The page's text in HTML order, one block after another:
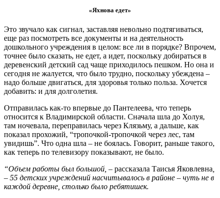
«Яхнова едет»
Это звучало как сигнал, заставляя невольно подтягиваться,
еще раз посмотреть все документы и на деятельность
дошкольного учреждения в целом: все ли в порядке? Впрочем,
точнее было сказать, не едет, а идет, поскольку добираться в
деревенский детский сад чаще приходилось пешком. Но она и
сегодня не жалуется, что было трудно, поскольку убеждена –
надо больше двигаться, для здоровья только польза. Хочется
добавить: и для долголетия.
Отправилась как-то впервые до Пантелеева, что теперь
относится к Владимирской области. Сначала шла до Холуя,
там ночевала, переправилась через Клязьму, а дальше, как
показал прохожий, “тропочкой-тропочкой через лес, там
увидишь”. Что одна шла – не боялась. Говорит, раньше такого,
как теперь по телевизору показывают, не было.
“Объем работы был большой, – рассказала Таисья Яковлевна
– 55 детских учреждений насчитывалось в районе – чуть не в
каждой деревне, столько было ребятишек.